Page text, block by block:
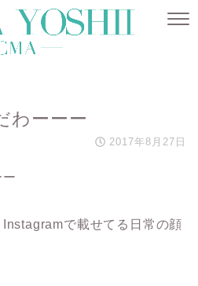
わーーー
2017年8月27日
Instagramで載せてる日常の顔